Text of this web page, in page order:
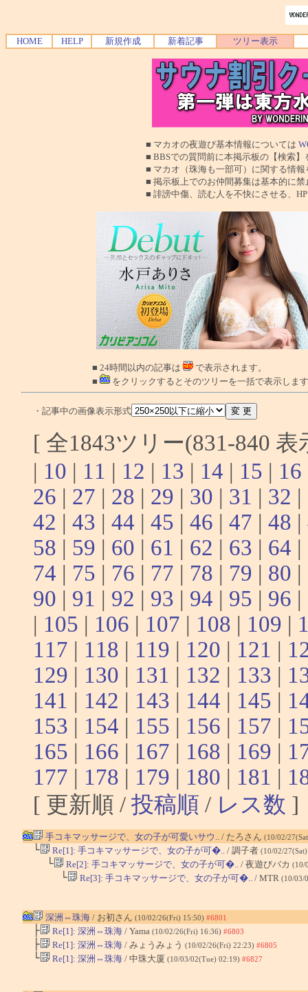
HOME HELP 新規作成 新着記事 ツリー表示
■ マカオの夜遊び基本情報については
■ BBSでの質問前に本掲示板の【検索】を使
■ マカオ（珠海も一部可）に関する情報を交
■ 掲示板上でのお仲間募集は基本的に禁止で
■ 誹謗中傷、読む人を不快にさせる、HPに運
■ 24時間以内の記事は
で表示されます。
■
をクリックするとそのツリーを一括で表示しま
・記事中の画像表示形式
[ 全1843ツリー(831-840
| 10 | 11 | 12 | 13 | 14 | 15 | 16
26 | 27 | 28 | 29 | 30 | 31 | 32 |
42 | 43 | 44 | 45 | 46 | 47 | 48 |
58 | 59 | 60 | 61 | 62 | 63 | 64 |
74 | 75 | 76 | 77 | 78 | 79 | 80 |
90 | 91 | 92 | 93 | 94 | 95 | 96 |
| 105 | 106 | 107 | 108 | 109 |
117 | 118 | 119 | 120 | 121 |
129 | 130 | 131 | 132 | 133 |
141 | 142 | 143 | 144 | 145 |
153 | 154 | 155 | 156 | 157 |
165 | 166 | 167 | 168 | 169 |
177 | 178 | 179 | 180 | 181 |
[ 更新順 / 投稿順 / レス数 ]
手コキマッサージで、女の子が可愛いサウ../ たろさん (10/02/
└ Re[1]: 手コキマッサージで、女の子が可�../ 調子者 (10/02/
└ Re[2]: 手コキマッサージで、女の子が可�../ 夜遊びバカ (10/
└ Re[3]: 手コキマッサージで、女の子が可�../ MTR (10/03/
深洲⇔珠海/ お初さん (10/02/26(Fri) 15:50) #6801
├ Re[1]: 深洲⇔珠海/ Yama (10/02/26(Fri) 16:36) #6803
├ Re[1]: 深洲⇔珠海/ みょうみょう (10/02/26(Fri) 22:23) #6805
└ Re[1]: 深洲⇔珠海/ 中珠大厦 (10/03/02(Tue) 02:19) #6827